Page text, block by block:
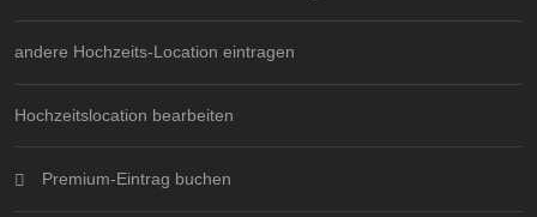
andere Hochzeits-Location eintragen
Hochzeitslocation bearbeiten
Premium-Eintrag buchen